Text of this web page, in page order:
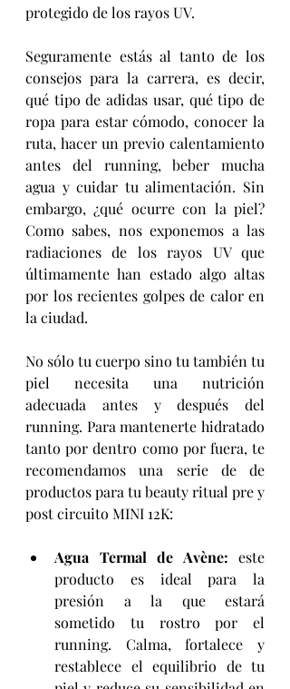
protegido de los rayos UV.
Seguramente estás al tanto de los
consejos para la carrera, es decir,
qué tipo de adidas usar, qué tipo de
ropa para estar cómodo, conocer la
ruta, hacer un previo calentamiento
antes del running, beber mucha
agua y cuidar tu alimentación. Sin
embargo, ¿qué ocurre con la piel?
Como sabes, nos exponemos a las
radiaciones de los rayos UV que
últimamente han estado algo altas
por los recientes golpes de calor en
la ciudad.
No sólo tu cuerpo sino tu también tu
piel necesita una nutrición
adecuada antes y después del
running. Para mantenerte hidratado
tanto por dentro como por fuera, te
recomendamos una serie de de
productos para tu beauty ritual pre y
post circuito MINI 12K:
Agua Termal de Avène: este
producto es ideal para la
presión a la que estará
sometido tu rostro por el
running. Calma, fortalece y
restablece el equilibrio de tu